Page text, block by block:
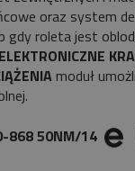
oraz system
gdy roleta jest
ELEKTRONICZNE
moduł
868 50NM/14